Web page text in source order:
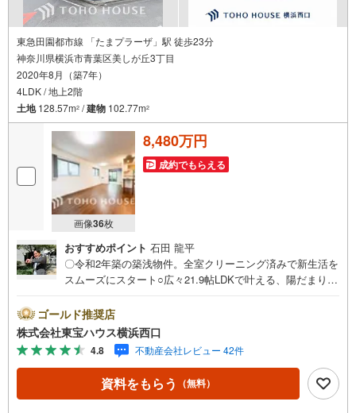
東急田園都市線 「たまプラーザ」駅 徒歩23分
神奈川県横浜市青葉区美しが丘3丁目
2020年8月（築7年）
4LDK / 地上2階
土地128.57m2 /建物 102.77m2
画像36枚
8,480万円
成約でもらえる
おすすめポイント 石田 龍平
〇令和2年築の築浅物件。全室クリーニング済みで新生活を
スムーズにスタート○広々21.9帖LDKで叶える、陽だまりの
キリ暮らすーーーーYahoo！ 不動産キャンペーン対象店舗
ーーーー当店で物件を成約するとPayPayボーナスライトが
もらえる「Yahoo！ 不動産 物件ご成約キャンペーン」の対
象になります。「資料をもらう」「見学予約をする」ボタ
ンからお問い合わせください。※必ずYahoo！ JAPAN IDで
ログインしてください。※PayPayボーナスライトは出金と
ゴールド推奨店
株式会社東宝ハウス横浜西口
4.8 不動産会社レビュー 42件
資料をもらう （無料）